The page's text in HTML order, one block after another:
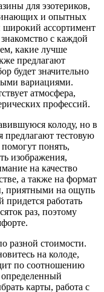
для эзотериков,
и опытных
широкий ассортимент
с каждой
какие лучше
предлагают
будет значительно
вариациями.
атмосфера,
профессий.
колоду, но в
предлагают тестовую
понять,
изображения,
на качество
а также на формат
приятными на ощупь
работать
раз, поэтому
разной стоимости.
на колоде,
по соотношению
определенный
карты, работа с